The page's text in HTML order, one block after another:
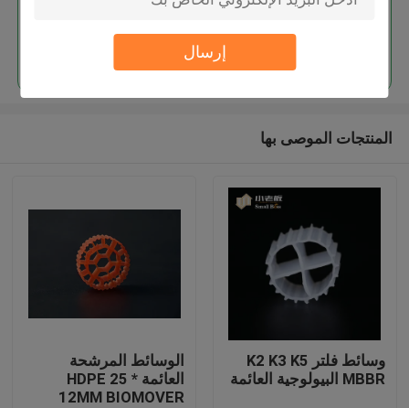
إرسال
استمر
المنتجات الموصى بها
وسائط فلتر K2 K3 K5
MBBR البيولوجية العائمة
الوسائط المرشحة
العائمة HDPE 25 *
12MM BIOMOVER